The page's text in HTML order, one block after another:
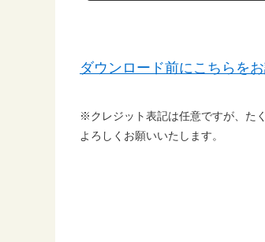
ダウンロード前にこちらを
※クレジット表記は任意ですが、た
よろしくお願いいたします。